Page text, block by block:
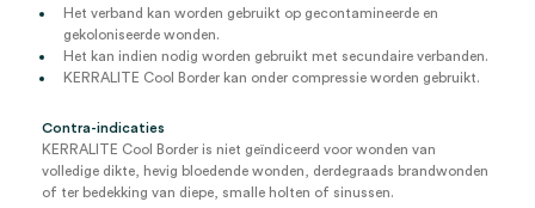
Het verband kan worden gebruikt op gecontamineerde en
gekoloniseerde wonden.
Het kan indien nodig worden gebruikt met secundaire verbanden.
KERRALITE Cool Border kan onder compressie worden gebruikt.
Contra-indicaties
KERRALITE Cool Border is niet geïndiceerd voor wonden van
volledige dikte, hevig bloedende wonden, derdegraads brandwonden
of ter bedekking van diepe, smalle holten of sinussen.